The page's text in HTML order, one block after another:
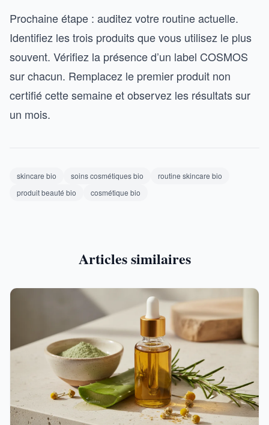
Prochaine étape : auditez votre routine actuelle.
Identifiez les trois produits que vous utilisez le plus
souvent. Vérifiez la présence d’un label COSMOS
sur chacun. Remplacez le premier produit non
certifié cette semaine et observez les résultats sur
un mois.
skincare bio soins cosmétiques bio
routine skincare bio
produit beauté bio
cosmétique bio
Articles similaires